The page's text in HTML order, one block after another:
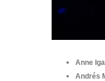
Anne
Andrés